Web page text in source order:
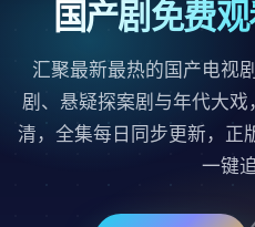
国产剧免费
汇聚最新最热的国产电视
剧、悬疑探案剧与年代大
清，全集每日同步更新，正
一键